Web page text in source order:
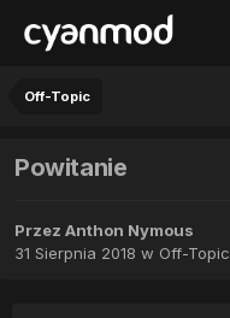
Off-Topic
Powitanie
Przez Anthon Nymous
31 Sierpnia 2018 w Off-Topic